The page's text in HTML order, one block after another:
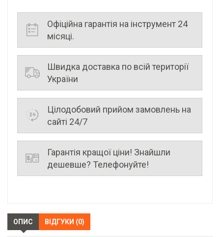
Офіційна гарантія на інструмент 24
місяці.
Швидка доставка по всій території
України
Цілодобовий прийом замовлень на
сайті 24/7
Гарантія кращої ціни! Знайшли
дешевше? Телефонуйте!
ОПИС ВІДГУКИ (0)